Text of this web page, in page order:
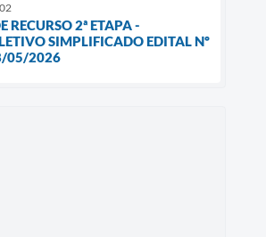
RECURSO 2ª ETAPA -
SIMPLIFICADO EDITAL Nº
05/2026